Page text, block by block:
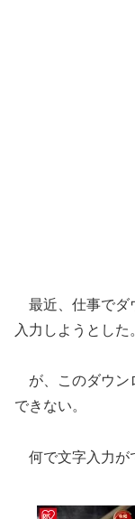
最近、仕事でダ
入力しようとした
が、このダウン
できない。
何で文字入力が